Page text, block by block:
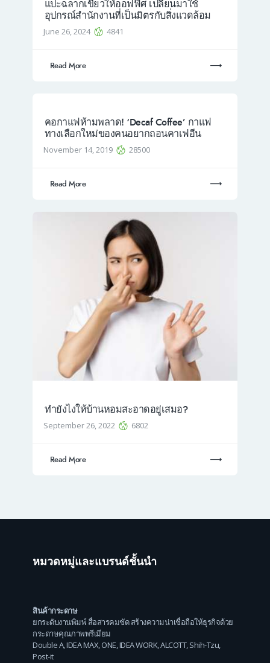
แปะฉลากเขียวให้ออฟฟิศ เปลี่ยนมาใช้
อุปกรณ์สำนักงานที่เป็นมิตรกับสิ่งแวดล้อม
June 26, 2024 4841
Read More
คอกาแฟห้ามพลาด! ‘Decaf Coffee’ กาแฟ
ทางเลือกใหม่ของคนอยากถอนคาเฟอีน
November 14, 2019 28500
Read More
ทำยังไงให้บ้านหอมสะอาดอยู่เสมอ?
September 26, 2022 6802
Read More
หมวดหมู่และแบรนด์ชั้นนำ
สินค้ากระดาษ
ยกระดับงานพิมพ์ สื่อสารคมชัด สร้างความน่าเชื่อถือให้ธุรกิจด้วย
กระดาษคุณภาพพรีเมียม
Double A,IDEA MAX,ONE,IDEA WORK,ALCOTT,Shih-Tzu,
Post-it